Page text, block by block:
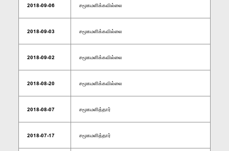
2018-09-06 சமூகமளிக்கவில்லை
2018-09-03 சமூகமளிக்கவில்லை
2018-09-02 சமூகமளிக்கவில்லை
2018-08-20 சமூகமளிக்கவில்லை
2018-08-07 சமூகமளித்தார்
2018-07-17 சமூகமளித்தார்